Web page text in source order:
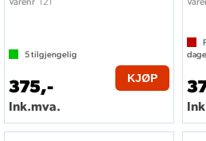
5tilgjengelig
375,-
Ink.mva.
KJØP